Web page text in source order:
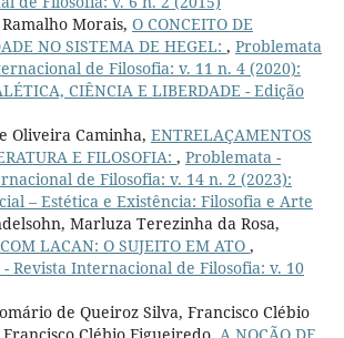
Morais, O CONCEITO DE
NO SISTEMA DE HEGEL: , Problemata
de Filosofia: v. 11 n. 4 (2020):
CIÊNCIA E LIBERDADE - Edição
Oliveira Caminha, ENTRELAÇAMENTOS
E FILOSOFIA: , Problemata -
de Filosofia: v. 14 n. 2 (2023):
– Estética e Existência: Filosofia e Arte
Marluza Terezinha da Rosa,
LACAN: O SUJEITO EM ATO ,
Revista Internacional de Filosofia: v. 10
de Queiroz Silva, Francisco Clébio